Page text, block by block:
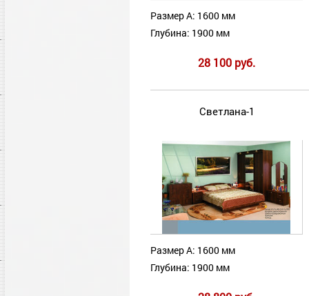
Размер А: 1600 мм
Глубина: 1900 мм
28 100 руб.
Светлана-1
Размер А: 1600 мм
Глубина: 1900 мм